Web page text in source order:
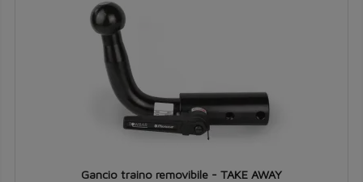
Gancio traino removibile - TAKE AWAY